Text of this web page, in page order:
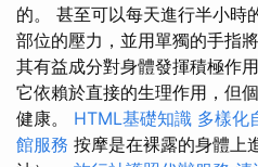
的。 甚至可以每天進行半小時
部位的壓力，並用單獨的手指
其有益成分對身體發揮積極作
它依賴於直接的生理作用，但
健康。 HTML基礎知識 多樣化
館服務 按摩是在裸露的身體上